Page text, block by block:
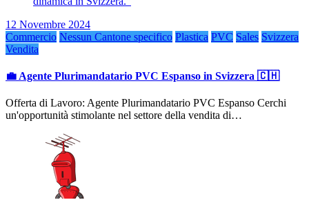
12 Novembre 2024
Commercio Nessun Cantone specifico Plastica PVC Sales Svizzera
Vendita
💼 Agente Plurimandatario PVC Espanso in Svizzera 🇨🇭
Offerta di Lavoro: Agente Plurimandatario PVC Espanso Cerchi
un'opportunità stimolante nel settore della vendita di…